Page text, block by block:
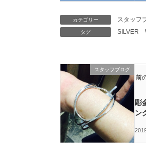
カテゴリー スタッフ
タグ SILVER
スタッフブログ
前
彫
ン